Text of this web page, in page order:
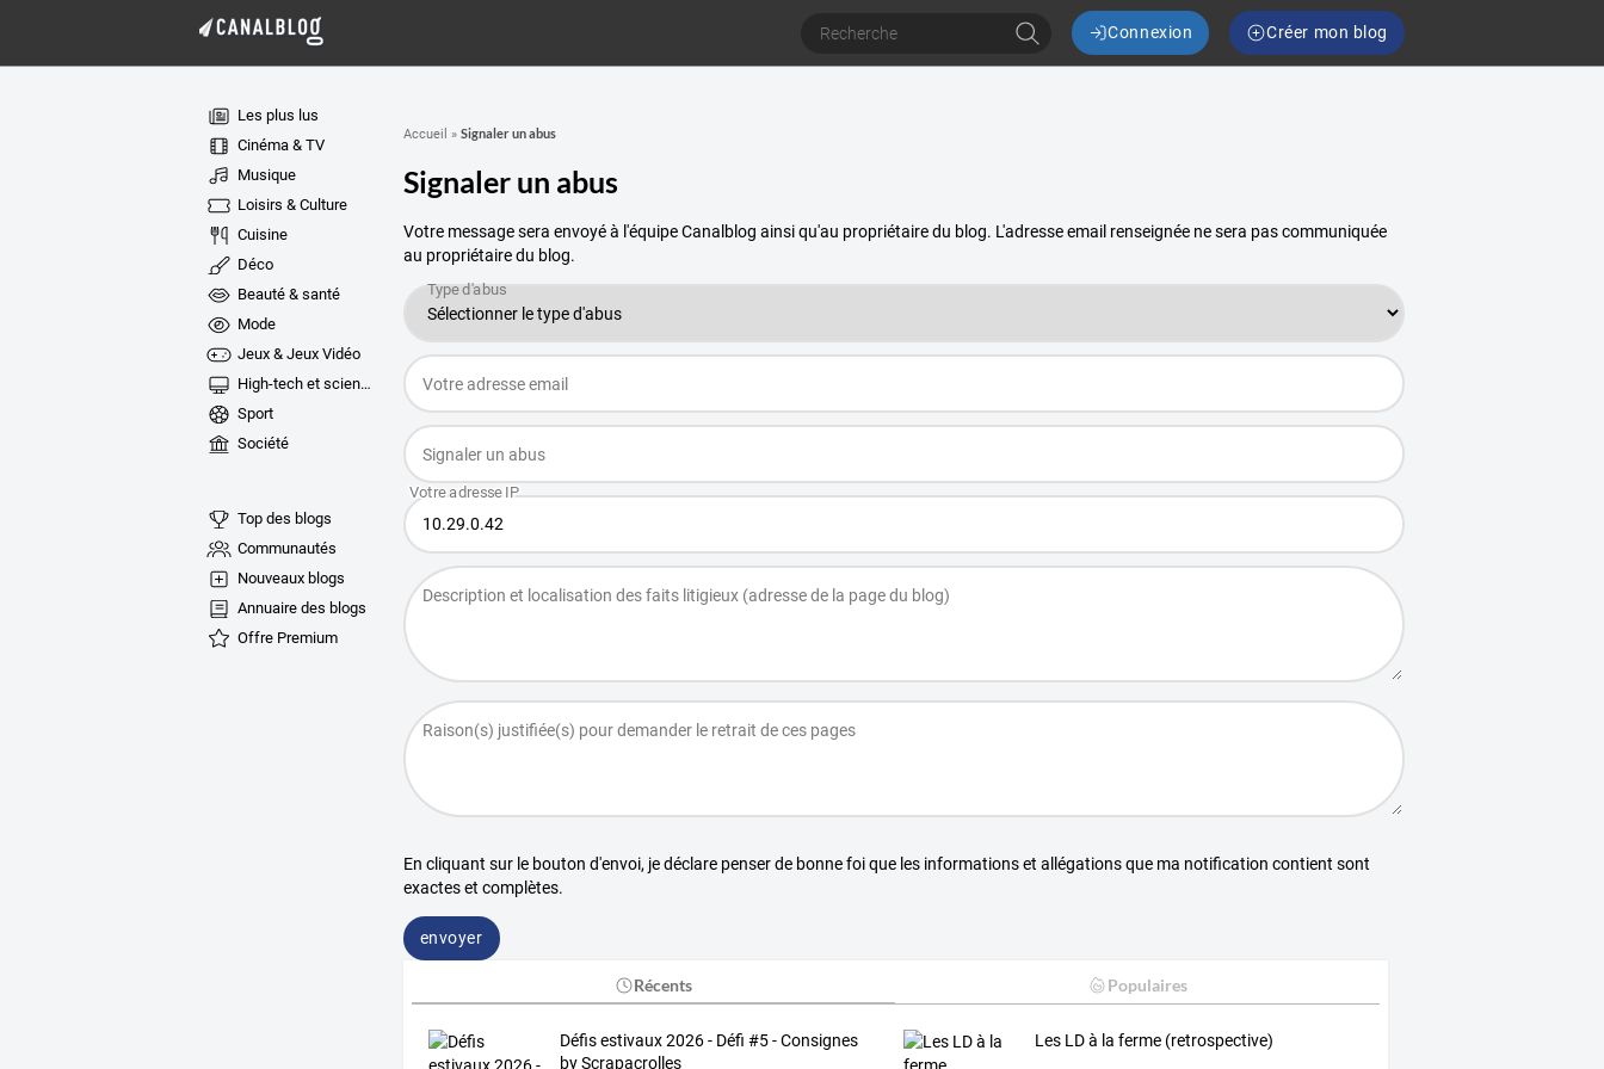
Connexion Créer mon blog
Les plus lus
Cinéma & TV
Musique
Loisirs & Culture
Cuisine
Déco
Beauté & santé
Mode
Jeux & Jeux Vidéo
High-tech et sciences
Sport
Société
Top des blogs
Communautés
Nouveaux blogs
Annuaire des blogs
Offre Premium
Accueil » Signaler un abus
Signaler un abus
Votre message sera envoyé à l'équipe Canalblog ainsi qu'au propriétaire du blog. L'adresse email renseignée ne sera pas communiquée
au propriétaire du blog.
En cliquant sur le bouton d'envoi, je déclare penser de bonne foi que les informations et allégations que ma notification contient sont
exactes et complètes.
envoyer
Récents Populaires
Défis estivaux 2026 - Défi #5 - Consignes
by Scrapacrolles
Les LD à la ferme (retrospective)